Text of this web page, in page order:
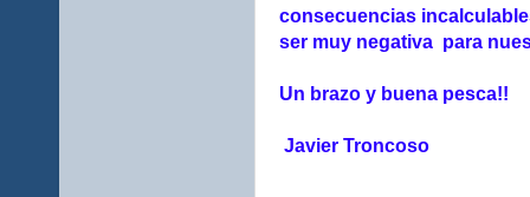
consecuencias
ser muy negativa para
Un brazo y buena pesca!!
Javier Troncoso